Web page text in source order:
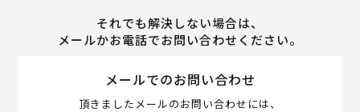
それでも解決しない場合は、
メールかお電話でお問い合わせください。
メールでのお問い合わせ
頂きましたメールのお問い合わせには、